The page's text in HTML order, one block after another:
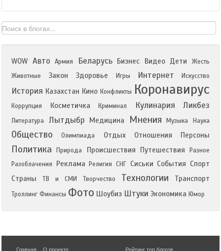
WOW Авто Армия Беларусь Бизнес Видео Дети
Жесть
Животные
Закон Здоровье Игры Интернет Искусство
История Казахстан Кино Конфликты Коронавирус
Коррупция Косметичка Криминал Кулинария Ликбез
Литература Лытдыбр Медицина Мнения Музыка Наука
Общество Олимпиада Отдых Отношения Персоны
Политика Природа Происшествия Путешествия
Разное
Разоблачения
Реклама Религия СНГ Сиськи События Спорт
Страны
ТВ и СМИ Творчество Технологии Транспорт
Троллинг Финансы Фото Шоубиз Штуки Экономика Юмор
Главная О проекте Рейтинг топ блогов